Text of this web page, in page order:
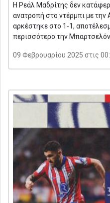
Η Ρεάλ Μαδρίτης δεν
ανατροπή στο ντέρμπι με την
αρκέστηκε στο 1-1,
περισσότερο την
09 Φεβρουαρίου 2025 στις